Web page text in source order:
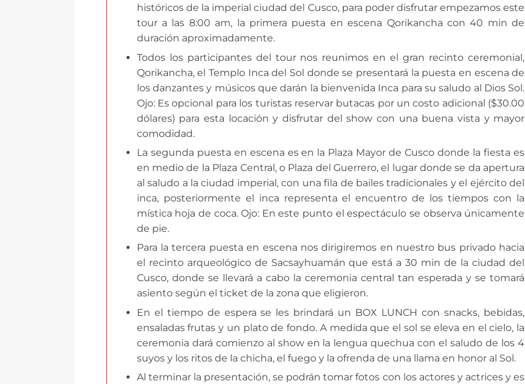
históricos de la imperial ciudad del Cusco, para poder disfrutar empezamos este
tour a las 8:00 am, la primera puesta en escena Qorikancha con 40 min de
duración aproximadamente.
Todos los participantes del tour nos reunimos en el gran recinto ceremonial,
Qorikancha, el Templo Inca del Sol donde se presentará la puesta en escena de
los danzantes y músicos que darán la bienvenida Inca para su saludo al Dios Sol.
Ojo: Es opcional para los turistas reservar butacas por un costo adicional ($30.00
dólares) para esta locación y disfrutar del show con una buena vista y mayor
comodidad.
La segunda puesta en escena es en la Plaza Mayor de Cusco donde la fiesta es
en medio de la Plaza Central, o Plaza del Guerrero, el lugar donde se da apertura
al saludo a la ciudad imperial, con una fila de bailes tradicionales y el ejército del
inca, posteriormente el inca representa el encuentro de los tiempos con la
mística hoja de coca. Ojo: En este punto el espectáculo se observa únicamente
de pie.
Para la tercera puesta en escena nos dirigiremos en nuestro bus privado hacia
el recinto arqueológico de Sacsayhuamán que está a 30 min de la ciudad del
Cusco, donde se llevará a cabo la ceremonia central tan esperada y se tomará
asiento según el ticket de la zona que eligieron.
En el tiempo de espera se les brindará un BOX LUNCH con snacks, bebidas,
ensaladas frutas y un plato de fondo. A medida que el sol se eleva en el cielo, la
ceremonia dará comienzo al show en la lengua quechua con el saludo de los 4
suyos y los ritos de la chicha, el fuego y la ofrenda de una llama en honor al Sol.
Al terminar la presentación, se podrán tomar fotos con los actores y actrices y es